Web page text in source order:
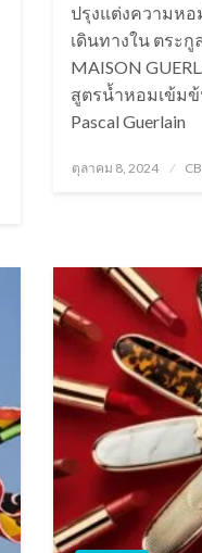
ปรุงแต่งความห
เดินทางใน ตระกู
MAISON
สูตรน้ำหอมเข้มข้
Pascal Guerlain
Posted
on
ตุลาคม 8, 2024